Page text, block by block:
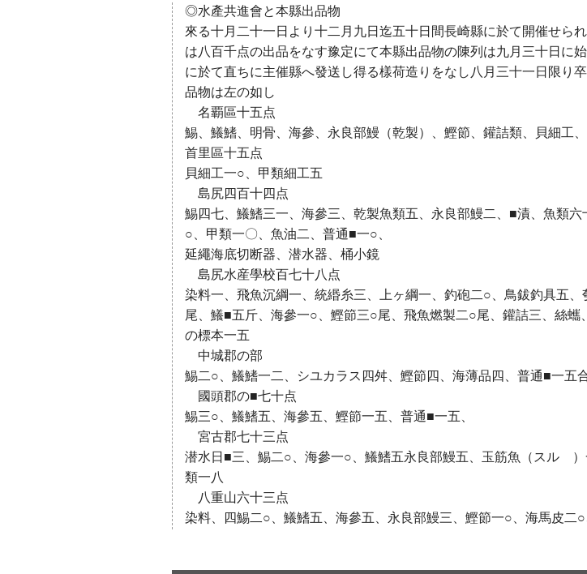
◎水產共進會と本縣出品物
來る十月二十一日より十二月九日迄五十日間長崎縣に於て開催せら
は八百千点の出品をなす豫定にて本縣出品物の陳列は九月三十日に
に於て直ちに主催縣へ發送し得る樣荷造りをなし八月三十一日限り
品物は左の如し
名覇區十五点
鯣、鱶鰭、明骨、海參、永良部鰻（乾製）、鰹節、鑵詰類、貝細工
首里區十五点
貝細工一○、甲類細工五
島尻四百十四点
鯣四七、鱶鰭三一、海參三、乾製魚類五、永良部鰻二、■漬、魚類
○、甲類一〇、魚油二、普通■一○、
延繩海底切断器、潜水器、桶小鏡
島尻水産學校百七十八点
染料一、飛魚沉綱一、統緡糸三、上ヶ綱一、釣砲二○、鳥鈸釣具五
尾、鱶■五斤、海參一○、鰹節三○尾、飛魚燃製二○尾、鑵詰三、絲
の標本一五
中城郡の部
鯣二○、鱶鰭一二、シユカラス四舛、鰹節四、海薄品四、普通■一五
國頭郡の■七十点
鯣三○、鱶鰭五、海參五、鰹節一五、普通■一五、
宮古郡七十三点
潜水日■三、鯣二○、海參一○、鱶鰭五永良部鰻五、玉筋魚（スルゝ
類一八
八重山六十三点
染料、四鯣二○、鱶鰭五、海參五、永良部鰻三、鰹節一○、海馬皮